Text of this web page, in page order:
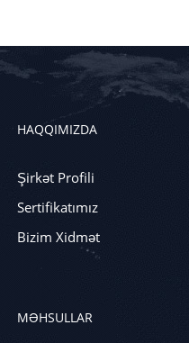
HAQQIMIZDA
Şirkət Profili
Sertifikatımız
Bizim Xidmət
MƏHSULLAR